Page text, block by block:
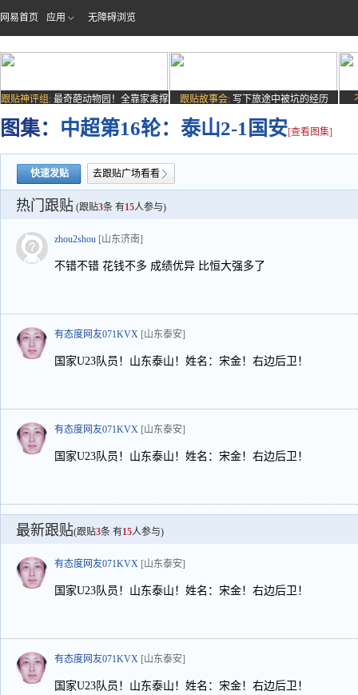
网易首页 应用 无障碍浏览
跟贴神评组: 最奇葩动物园！全靠家禽撑
场子
跟贴故事会: 写下旅途中被坑的经历
图集： 中超第16轮：泰山2-1国安[查看图集]
快速发贴 去跟贴广场看看
热门跟贴 (跟贴3条 有15人参与)
zhou2shou [山东济南]
不错不错 花钱不多 成绩优异 比恒大强多了
有态度网友071KVX [山东泰安]
国家U23队员！山东泰山！姓名：宋金！右边后卫！
有态度网友071KVX [山东泰安]
国家U23队员！山东泰山！姓名：宋金！右边后卫！
最新跟贴(跟贴3条 有15人参与)
有态度网友071KVX [山东泰安]
国家U23队员！山东泰山！姓名：宋金！右边后卫！
有态度网友071KVX [山东泰安]
国家U23队员！山东泰山！姓名：宋金！右边后卫！